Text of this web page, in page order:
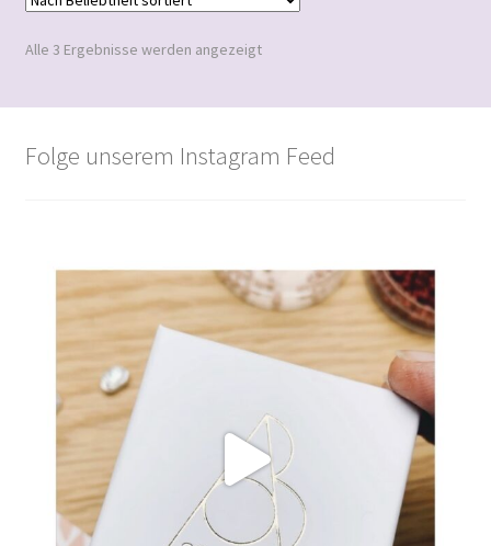
Alle 3 Ergebnisse werden angezeigtNach
Folge unserem Instagram Feed